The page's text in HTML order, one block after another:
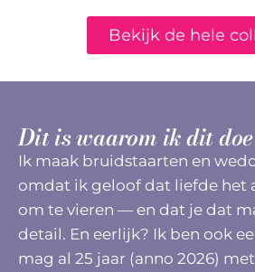
Bekijk de hele
Dit is waarom ik dit doe
Ik maak bruidstaarten en
omdat ik geloof dat liefde het
om te vieren — en dat je dat
detail. En eerlijk? Ik ben ook
mag al 25 jaar (anno 2026)